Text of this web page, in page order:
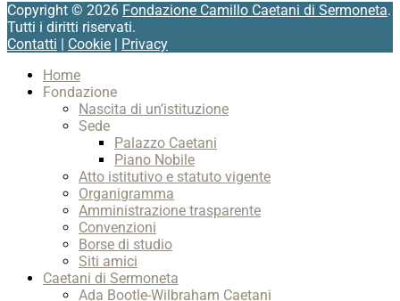
Copyright © 2026 Fondazione Camillo Caetani di Sermoneta.
Tutti i diritti riservati.
Contatti
Cookie
Privacy
Home
Fondazione
Nascita di un’istituzione
Sede
Palazzo Caetani
Piano Nobile
Atto istitutivo e statuto vigente
Organigramma
Amministrazione trasparente
Convenzioni
Borse di studio
Siti amici
Caetani di Sermoneta
Ada Bootle-Wilbraham Caetani